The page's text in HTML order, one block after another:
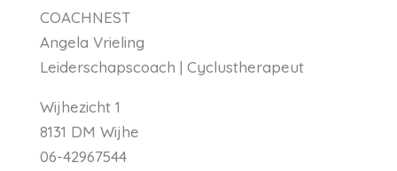
COACHNEST
Angela Vrieling
Leiderschapscoach | Cyclustherapeut
Wijhezicht 1
8131 DM Wijhe
06-42967544